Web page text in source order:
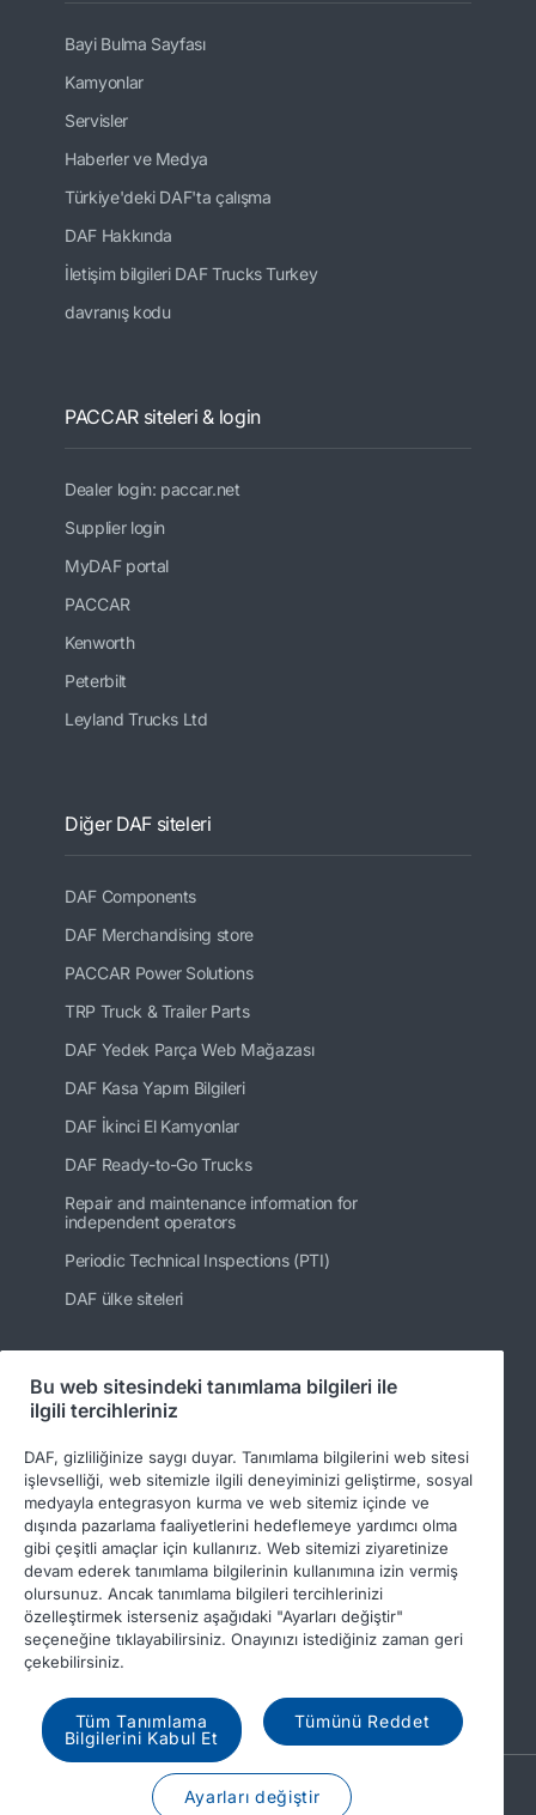
Bayi Bulma Sayfası
Kamyonlar
Servisler
Haberler ve Medya
Türkiye'deki DAF'ta çalışma
DAF Hakkında
İletişim bilgileri DAF Trucks Turkey
davranış kodu
PACCAR siteleri & login
Dealer login: paccar.net
Supplier login
MyDAF portal
PACCAR
Kenworth
Peterbilt
Leyland Trucks Ltd
Diğer DAF siteleri
DAF Components
DAF Merchandising store
PACCAR Power Solutions
TRP Truck & Trailer Parts
DAF Yedek Parça Web Mağazası
DAF Kasa Yapım Bilgileri
DAF İkinci El Kamyonlar
DAF Ready-to-Go Trucks
Repair and maintenance information for
independent operators
Periodic Technical Inspections (PTI)
DAF ülke siteleri
Bizi takip edin
© 2026 DAF Legal notice
Privacy statement
Income Tax Report
A PACCAR COMPANY
Bu web sitesindeki tanımlama bilgileri ile
ilgili tercihleriniz
DAF, gizliliğinize saygı duyar. Tanımlama bilgilerini web sitesi
işlevselliği, web sitemizle ilgili deneyiminizi geliştirme, sosyal
medyayla entegrasyon kurma ve web sitemiz içinde ve
dışında pazarlama faaliyetlerini hedeflemeye yardımcı olma
gibi çeşitli amaçlar için kullanırız. Web sitemizi ziyaretinize
devam ederek tanımlama bilgilerinin kullanımına izin vermiş
olursunuz. Ancak tanımlama bilgileri tercihlerinizi
özelleştirmek isterseniz aşağıdaki "Ayarları değiştir"
seçeneğine tıklayabilirsiniz. Onayınızı istediğiniz zaman geri
çekebilirsiniz.
Tüm Tanımlama
Bilgilerini Kabul Et
Tümünü Reddet
Ayarları değiştir